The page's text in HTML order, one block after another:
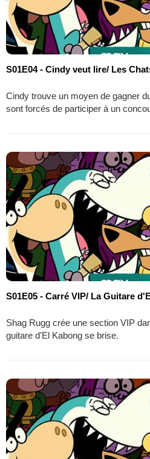
S01E04 - Cindy veut lire/ Les
Cindy trouve un moyen de gagner
sont forcés de participer à un
S01E05 - Carré VIP/ La Guitare
Shag Rugg crée une section VIP
guitare d'El Kabong se brise.